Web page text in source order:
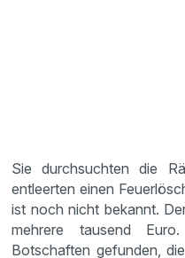
Sie durchsuchten die
entleerten einen
ist noch nicht bekannt.
mehrere tausend
Botschaften gefunden,